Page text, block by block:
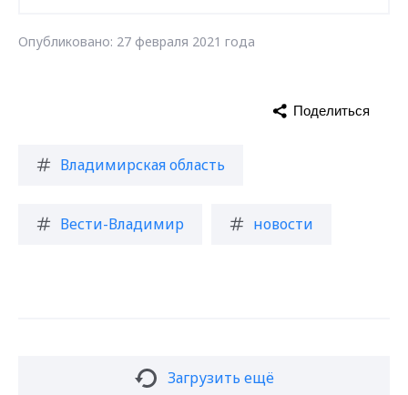
Опубликовано: 27 февраля 2021 года
Владимирская область
Вести-Владимир новости
Поделиться
Загрузить ещё